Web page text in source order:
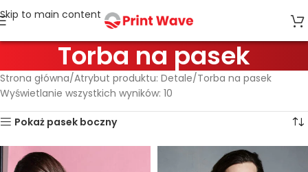
Skip to main content
Torba na pasek
Strona główna Atrybut produktu: Detale Torba na pasek
Wyświetlanie wszystkich wyników: 10
Pokaż pasek boczny